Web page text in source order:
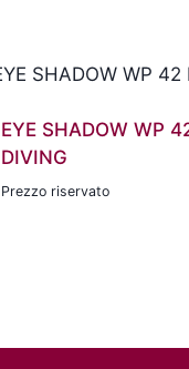
EYE SHADOW WP
DIVING
Prezzo riservato